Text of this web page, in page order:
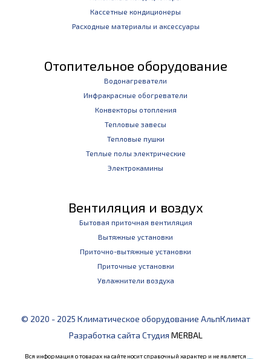
Кассетные кондиционеры
Расходные материалы и аксессуары
Отопительное оборудование
Водонагреватели
Инфракрасные обогреватели
Конвекторы отопления
Тепловые завесы
Тепловые пушки
Теплые полы электрические
Электрокамины
Вентиляция и воздух
Бытовая приточная вентиляция
Вытяжные установки
Приточно-вытяжные установки
Приточные установки
Увлажнители воздуха
© 2020 - 2025 Климатическое оборудование АльпКлимат
Разработка сайта Студия MERBAL
Вся информация о товарах на сайте носит справочный характер и не является